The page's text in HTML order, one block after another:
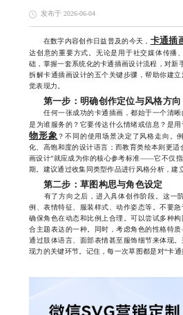
发布于 2026-06-04
在数字内容创作日益普及的今天， 卡通插
达创意的重要方式。无论是用于社交媒体传播
础，掌握一套系统化的卡通插画设计流程，对新
拆解卡通插画设计的五个关键步骤，帮助你建
觉表现力。
第一步：明确创作定位与风格方向
任何一张成功的卡通插画，都始于一个清晰
是为谁服务的？它要传达什么情绪或信息？是
物形象 ？不同的使用场景决定了风格走向。
化、高饱和度的设计语言；而教育类绘本则更
画设计”就应成为你的核心参考标准——它不仅
期。建议通过收集同类型作品进行风格分析，
第二步：草图构思与角色设定
有了方向之后，进入具体创作阶段。这一
例、表情特征、服装样式、动作姿态等。不要
确保角色在动态和比例上合理。可以尝试多种
合主题表达的一种。同时，考虑角色的性格特
通过肢体语言、面部表情甚至服饰细节来体现
现力的关键环节。记住，每一次草图都是对“卡